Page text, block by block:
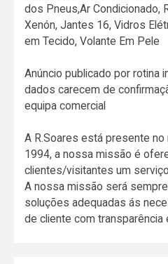
dos Pneus,Ar Condicionado,
Xenón, Jantes 16, Vidros
em Tecido, Volante Em Pele
Anúncio publicado por rotina
dados carecem de
equipa comercial
A R.Soares está presente
1994, a nossa missão é
clientes/visitantes um
A nossa missão será
soluções adequadas ás
de cliente com transparência